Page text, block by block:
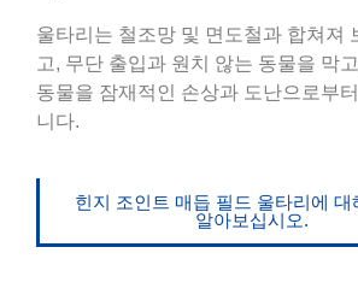
울타리는 철조망 및 면도철과 합쳐져
고, 무단 출입과 원치 않는 동물을 막
동물을 잠재적인 손상과 도난으로부
니다.
힌지 조인트 매듭 필드 울타리에 대
알아보십시오.